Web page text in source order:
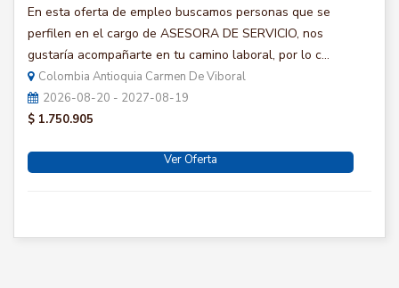
En esta oferta de empleo buscamos personas que se
perfilen en el cargo de ASESORA DE SERVICIO, nos
gustaría acompañarte en tu camino laboral, por lo c...
Colombia Antioquia Carmen De Viboral
2026-08-20 - 2027-08-19
$ 1.750.905
Ver Oferta